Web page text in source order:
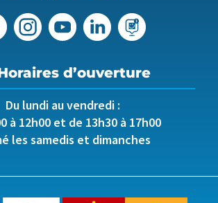
d’ouverture
Du lundi au vendredi :
à 12h00 et de 13h30 à 17h00
les samedis et dimanches